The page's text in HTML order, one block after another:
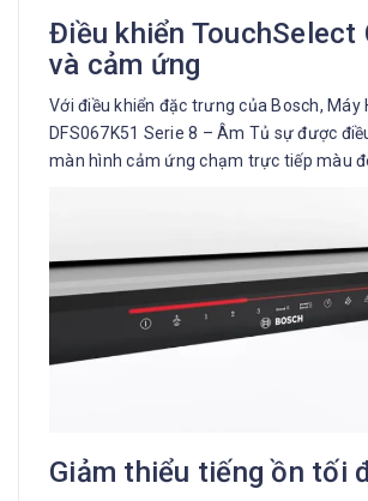
Điều khiển TouchSelect
và cảm ứng
Với điều khiển đặc trưng của Bosch, Máy
DFS067K51 Serie 8 – Âm Tủ sự được
màn hình cảm ứng chạm trực tiếp màu
Giảm thiểu tiếng ồn tối